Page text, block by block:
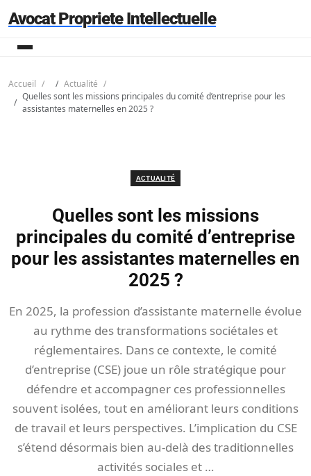
Avocat Propriete Intellectuelle
Accueil
Actualité
Quelles sont les missions principales du comité d’entreprise pour les
assistantes maternelles en 2025 ?
ACTUALITÉ
Quelles sont les missions
principales du comité d’entreprise
pour les assistantes maternelles en
2025 ?
En 2025, la profession d’assistante maternelle évolue
au rythme des transformations sociétales et
réglementaires. Dans ce contexte, le comité
d’entreprise (CSE) joue un rôle stratégique pour
défendre et accompagner ces professionnelles
souvent isolées, tout en améliorant leurs conditions
de travail et leurs perspectives. L’implication du CSE
s’étend désormais bien au-delà des traditionnelles
activités sociales et …